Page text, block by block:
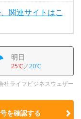
関連サイトはこ
明日
25℃／20℃
社ライフビジネスウェザー
を確認する